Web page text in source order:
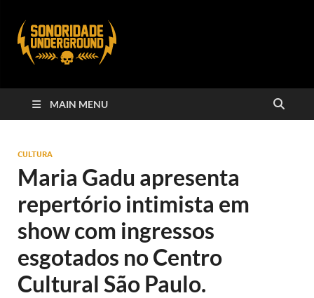
MAIN MENU
CULTURA
Maria Gadu apresenta
repertório intimista em
show com ingressos
esgotados no Centro
Cultural São Paulo.